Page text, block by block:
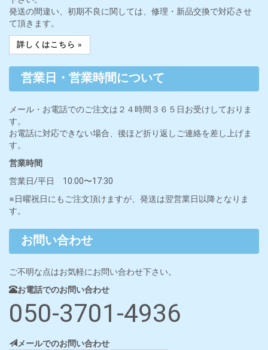
返品について
下さい。
発送の間違い、初期不良に関しては、修理・新品交換で対応させ
て頂きます。
詳しくはこちら »
す。
お電話に対応できない場合、後ほど折り返しご連絡を差し上げま
営業時間
※日曜祝日にもご注文頂けますが、発送は翌営業日以降となりま
す。
お問い合わせ
ご不明な点はお気軽にお問い合わせ下さい。